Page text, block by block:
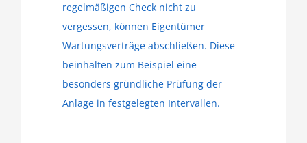
regelmäßigen Check nicht zu
vergessen, können Eigentümer
Wartungsverträge abschließen. Diese
beinhalten zum Beispiel eine
besonders gründliche Prüfung der
Anlage in festgelegten Intervallen.